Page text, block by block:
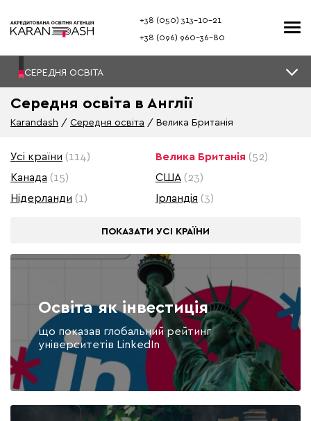
+38 (050) 313–10-21
+38 (096) 960–36-80
СЕРЕДНЯ ОСВІТА
Середня освіта в Англії
Karandash Середня освіта Велика Британія
Усі країни (114) Велика Британія (52)
Канада (15) США (23)
Нідерланди (1) Ірландія (3)
ПОКАЗАТИ УСІ КРАЇНИ
Освіта як інвестиція
що показав глобальний рейтинг
університетів LinkedIn